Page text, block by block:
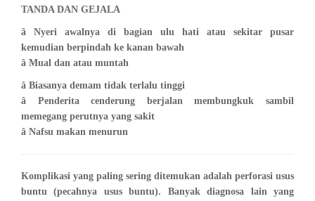
TANDA DAN GEJALA
â Nyeri awalnya di bagian ulu hati atau sekitar pusar
kemudian berpindah ke kanan bawah
â Mual dan atau muntah
â Biasanya demam tidak terlalu tinggi
â Penderita cenderung berjalan membungkuk sambil
memegang perutnya yang sakit
â Nafsu makan menurun
Komplikasi yang paling sering ditemukan adalah perforasi usus
buntu (pecahnya usus buntu). Banyak diagnosa lain yang